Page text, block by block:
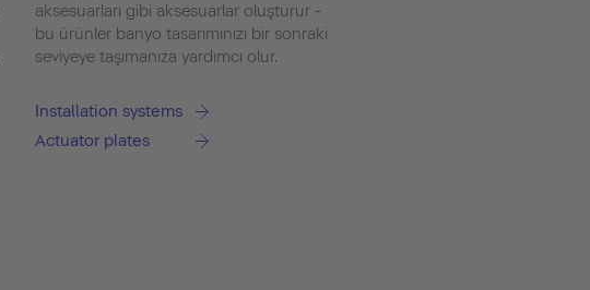
aksesuarları gibi aksesuarlar oluşturur -
bu ürünler banyo tasarımınızı bir sonraki
seviyeye taşımanıza yardımcı olur.
Installation systems
Actuator plates